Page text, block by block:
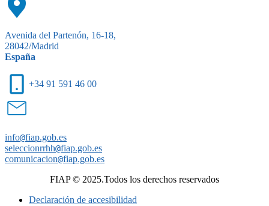
Avenida del Partenón, 16-18,
28042/Madrid
España
+34 91 591 46 00
info@fiap.gob.es
seleccionrrhh@fiap.gob.es
comunicacion@fiap.gob.es
FIAP © 2025.Todos los derechos reservados
Declaración de accesibilidad